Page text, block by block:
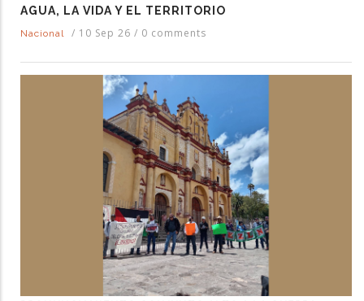
AGUA, LA VIDA Y EL TERRITORIO
Nacional / 10 Sep 26 / 0 comments